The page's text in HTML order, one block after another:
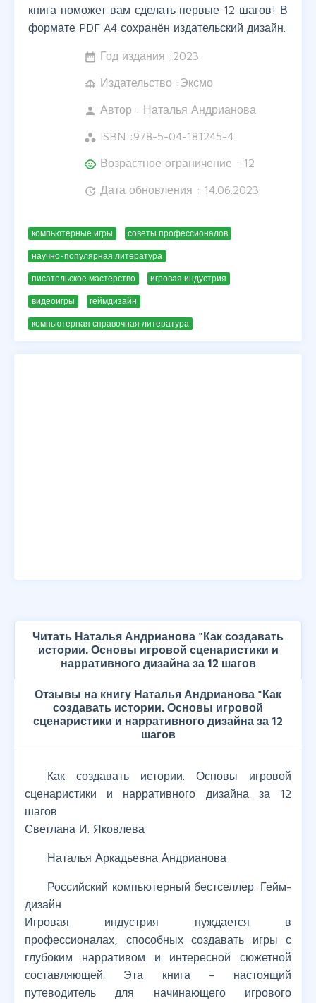
книга поможет вам сделать первые 12 шагов! В
формате PDF A4 сохранён издательский дизайн.
date_range Год издания :2023
foundation Издательство :Эксмо
person Автор : Наталья Андрианова
workspaces ISBN :978-5-04-181245-4
child_care Возрастное ограничение : 12
update Дата обновления : 14.06.2023
компьютерные игры советы профессионалов
научно-популярная литература
писательское мастерство игровая индустрия
видеоигры геймдизайн
компьютерная справочная литература
Читать Наталья Андрианова "Как создавать
истории. Основы игровой сценаристики и
нарративного дизайна за 12 шагов
Отзывы на книгу Наталья Андрианова "Как
создавать истории. Основы игровой
сценаристики и нарративного дизайна за 12
шагов
Как создавать истории. Основы игровой
сценаристики и нарративного дизайна за 12
шагов
Светлана И. Яковлева
Наталья Аркадьевна Андрианова
Российский компьютерный бестселлер. Гейм-
дизайн
Игровая индустрия нуждается в
профессионалах, способных создавать игры с
глубоким нарративом и интересной сюжетной
составляющей. Эта книга – настоящий
путеводитель для начинающего игрового